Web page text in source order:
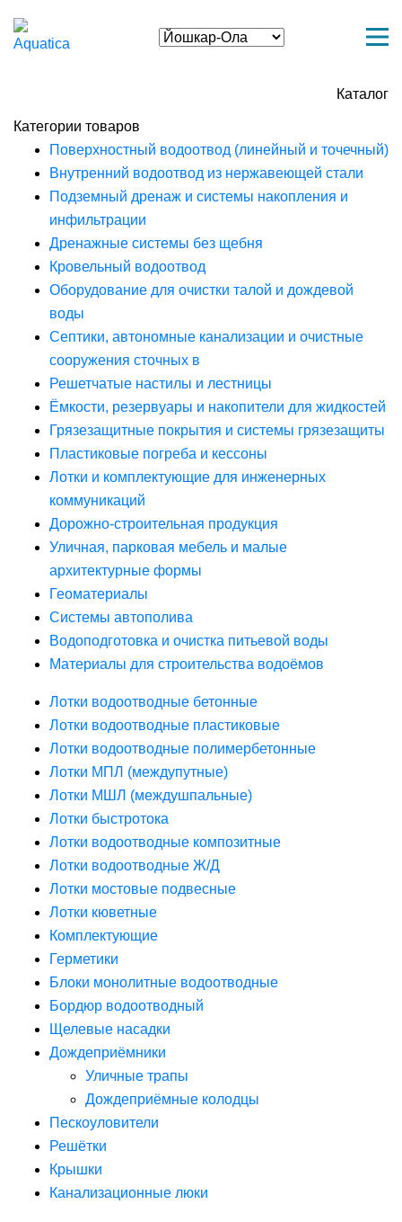
Каталог
Категории товаров
Поверхностный водоотвод (линейный и точечный)
Внутренний водоотвод из нержавеющей стали
Подземный дренаж и системы накопления и
инфильтрации
Дренажные системы без щебня
Кровельный водоотвод
Оборудование для очистки талой и дождевой
воды
Септики, автономные канализации и очистные
сооружения сточных в
Решетчатые настилы и лестницы
Ёмкости, резервуары и накопители для жидкостей
Грязезащитные покрытия и системы грязезащиты
Пластиковые погреба и кессоны
Лотки и комплектующие для инженерных
коммуникаций
Дорожно-строительная продукция
Уличная, парковая мебель и малые
архитектурные формы
Геоматериалы
Системы автополива
Водоподготовка и очистка питьевой воды
Материалы для строительства водоёмов
Лотки водоотводные бетонные
Лотки водоотводные пластиковые
Лотки водоотводные полимербетонные
Лотки МПЛ (междупутные)
Лотки МШЛ (междушпальные)
Лотки быстротока
Лотки водоотводные композитные
Лотки водоотводные Ж/Д
Лотки мостовые подвесные
Лотки кюветные
Комплектующие
Герметики
Блоки монолитные водоотводные
Бордюр водоотводный
Щелевые насадки
Дождеприёмники
Уличные трапы
Дождеприёмные колодцы
Пескоуловители
Решётки
Крышки
Канализационные люки